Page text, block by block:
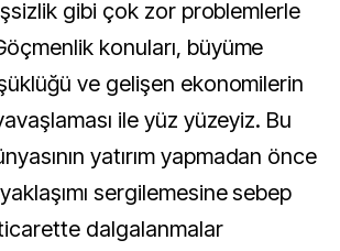
gibi çok zor problemlerle
konuları, büyüme
ve gelişen ekonomilerin
ile yüz yüzeyiz. Bu
yatırım yapmadan önce
sergilemesine sebep
dalgalanmalar